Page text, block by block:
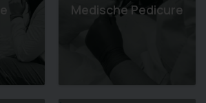
Medische Pedicure